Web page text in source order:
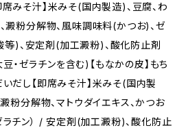
みそ汁】米みそ(国内製造)、豆腐、わ
澱粉分解物、風味調味料(かつお)、ゼ
等)、安定剤(加工澱粉)、酸化防止剤
・ゼラチンを含む)【もなかの皮】もち
だし【即席みそ汁】米みそ(国内製
澱粉分解物、マトウダイエキス、かつお
ラチン） / 安定剤(加工澱粉)、酸化防止